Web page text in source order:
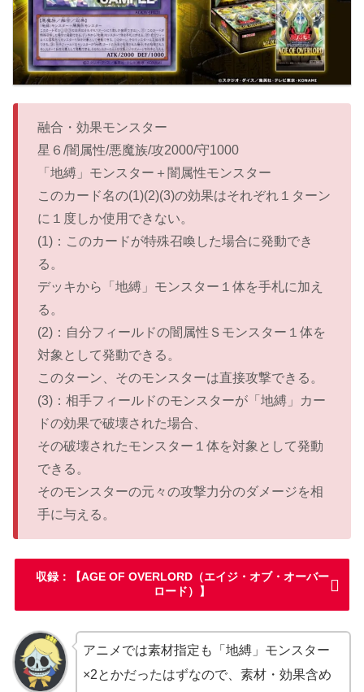
融合・効果モンスター
星６/闇属性/悪魔族/攻2000/守1000
「地縛」モンスター＋闇属性モンスター
このカード名の(1)(2)(3)の効果はそれぞれ１ターン
に１度しか使用できない。
(1)：このカードが特殊召喚した場合に発動でき
る。
デッキから「地縛」モンスター１体を手札に加え
る。
(2)：自分フィールドの闇属性Ｓモンスター１体を
対象として発動できる。
このターン、そのモンスターは直接攻撃できる。
(3)：相手フィールドのモンスターが「地縛」カー
ドの効果で破壊された場合、
その破壊されたモンスター１体を対象として発動
できる。
そのモンスターの元々の攻撃力分のダメージを相
手に与える。
収録：【AGE OF OVERLORD（エイジ・オブ・オーバー
ロード）】
アニメでは素材指定も「地縛」モンスター
×2とかだったはずなので、素材・効果含め